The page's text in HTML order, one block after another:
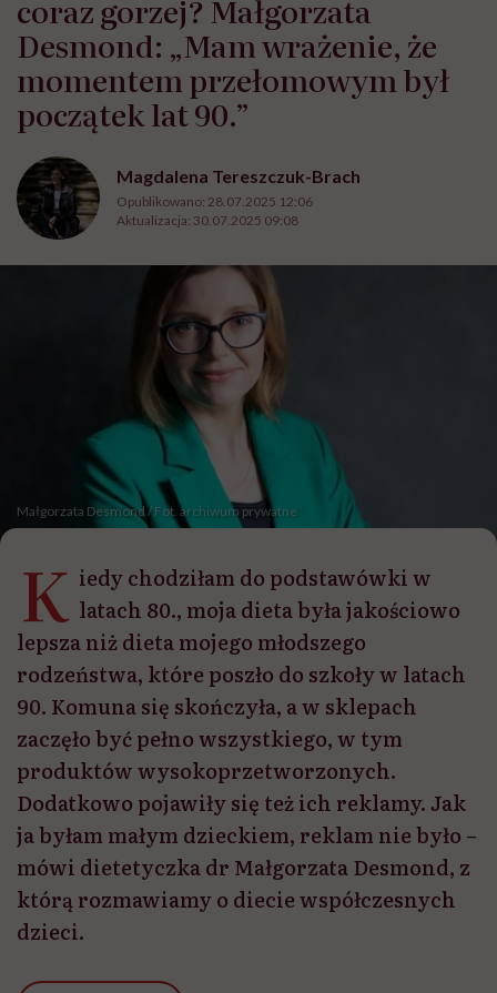
coraz gorzej? Małgorzata
Desmond: „Mam wrażenie, że
momentem przełomowym był
początek lat 90.”
Magdalena Tereszczuk-Brach
Opublikowano: 28.07.2025 12:06
Aktualizacja: 30.07.2025 09:08
Małgorzata Desmond / Fot. archiwum prywatne
K iedy chodziłam do podstawówki w
latach 80., moja dieta była jakościowo
lepsza niż dieta mojego młodszego
rodzeństwa, które poszło do szkoły w latach
90. Komuna się skończyła, a w sklepach
zaczęło być pełno wszystkiego, w tym
produktów wysokoprzetworzonych.
Dodatkowo pojawiły się też ich reklamy. Jak
ja byłam małym dzieckiem, reklam nie było –
mówi dietetyczka dr Małgorzata Desmond, z
którą rozmawiamy o diecie współczesnych
dzieci.